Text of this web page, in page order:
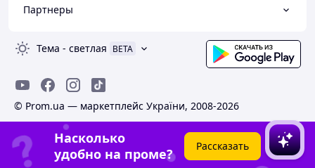
Партнеры
Тема - светлая BETA
© Prom.ua — маркетплейс України, 2008-2026
Насколько
удобно на проме?
Рассказать